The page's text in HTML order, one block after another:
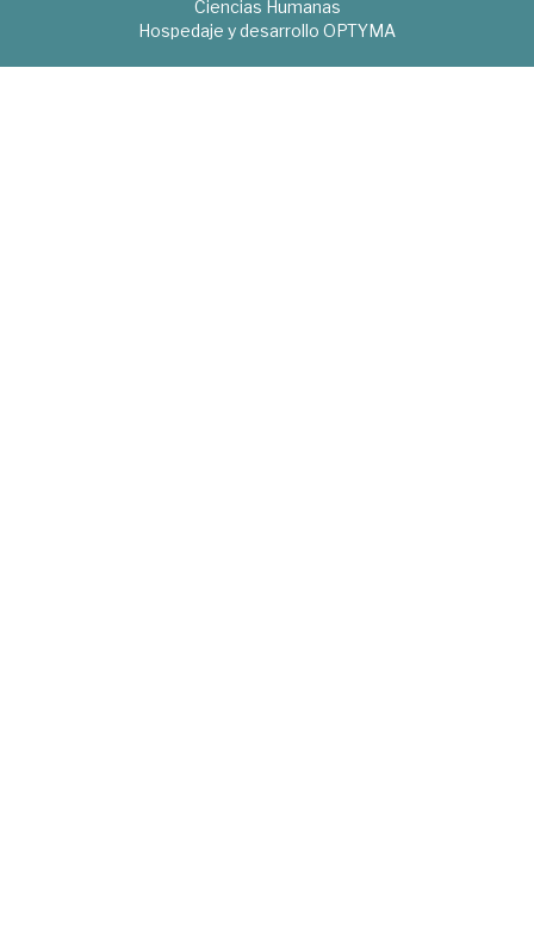
Ciencias Humanas
Hospedaje y desarrollo OPTYMA